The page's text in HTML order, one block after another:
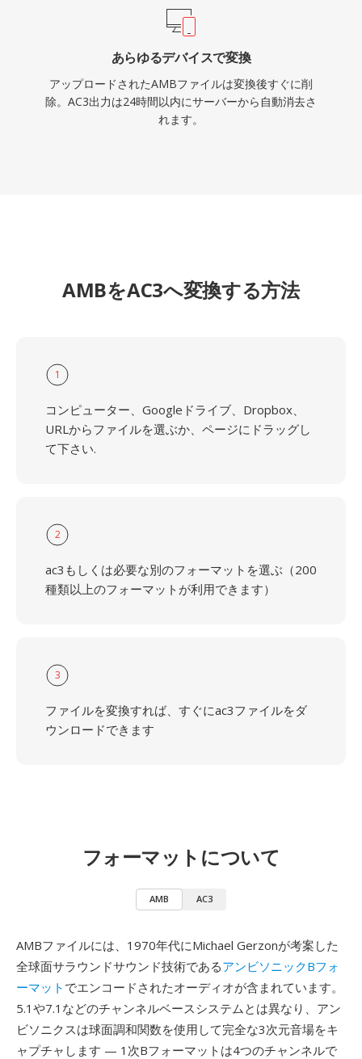
あらゆるデバイスで変換
アップロードされたAMBファイルは変換後すぐに削
除。AC3出力は24時間以内にサーバーから自動消去さ
れます。
AMBをAC3へ変換する方法
1
コンピューター、Googleドライブ、Dropbox、
URLからファイルを選ぶか、ページにドラッグし
て下さい.
2
ac3もしくは必要な別のフォーマットを選ぶ（200
種類以上のフォーマットが利用できます）
3
ファイルを変換すれば、すぐにac3ファイルをダ
ウンロードできます
フォーマットについて
AMB AC3
AMBファイルには、1970年代にMichael Gerzonが考案した
全球面サラウンドサウンド技術であるアンビソニックBフォ
ーマット でエンコードされたオーディオが含まれています。
5.1や7.1などのチャンネルベースシステムとは異なり、アン
ビソニクスは球面調和関数を使用して完全な3次元音場をキ
ャプチャします — 1次Bフォーマットは4つのチャンネルで